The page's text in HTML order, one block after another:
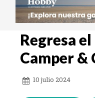
Regresa
Camper &
10 julio 2024